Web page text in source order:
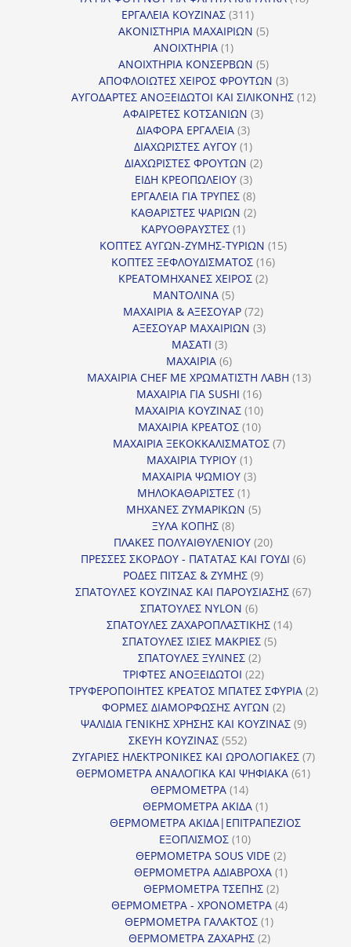
ΕΡΓΑΛΕΙΑ ΚΟΥΖΙΝΑΣ 311311
προϊόντα
ΑΚΟΝΙΣΤΗΡΙΑ ΜΑΧΑΙΡΙΩΝ 55
ΑΝΟΙΧΤΗΡΙΑ 11
προϊόν
ΑΝΟΙΧΤΗΡΙΑ ΚΟΝΣΕΡΒΩΝ 55
προϊόντα
ΑΠΟΦΛΟΙΩΤΕΣ ΧΕΙΡΟΣ ΦΡΟΥΤΩΝ 33
προϊόντα
ΑΥΓΟΔΑΡΤΕΣ ΑΝΟΞΕΙΔΩΤΟΙ ΚΑΙ ΣΙΛΙΚΟΝΗΣ 1212
ΑΦΑΙΡΕΤΕΣ ΚΟΤΣΑΝΙΩΝ 33
ΔΙΑΦΟΡΑ ΕΡΓΑΛΕΙΑ 33
προϊόντα
ΔΙΑΧΩΡΙΣΤΕΣ ΑΥΓΟΥ 11
προϊόν
ΔΙΑΧΩΡΙΣΤΕΣ ΦΡΟΥΤΩΝ 22
ΕΙΔΗ ΚΡΕΟΠΩΛΕΙΟΥ 33
προϊόντα
ΕΡΓΑΛΕΙΑ ΓΙΑ ΤΡΥΠΕΣ 88
προϊόντα
ΚΑΘΑΡΙΣΤΕΣ ΨΑΡΙΩΝ 22
ΚΑΡΥΟΘΡΑΥΣΤΕΣ 11
προϊόν
ΚΟΠΤΕΣ ΑΥΓΩΝ-ΖΥΜΗΣ-ΤΥΡΙΩΝ 1515
ΚΟΠΤΕΣ ΞΕΦΛΟΥΔΙΣΜΑΤΟΣ 1616
ΚΡΕΑΤΟΜΗΧΑΝΕΣ ΧΕΙΡΟΣ 22
ΜΑΝΤΟΛΙΝΑ 55
προϊόντα
ΜΑΧΑΙΡΙΑ & ΑΞΕΣΟΥΑΡ 7272
προϊόντα
ΑΞΕΣΟΥΑΡ ΜΑΧΑΙΡΙΩΝ 33
ΜΑΣΑΤΙ 33
προϊόντα
ΜΑΧΑΙΡΙΑ 66
προϊόντα
ΜΑΧΑΙΡΙΑ CHEF ΜΕ ΧΡΩΜΑΤΙΣΤΗ ΛΑΒΗ 1313
ΜΑΧΑΙΡΙΑ ΓΙΑ SUSHI 1616
προϊόντα
ΜΑΧΑΙΡΙΑ ΚΟΥΖΙΝΑΣ 1010
προϊόντα
ΜΑΧΑΙΡΙΑ ΚΡΕΑΤΟΣ 1010
προϊόντα
ΜΑΧΑΙΡΙΑ ΞΕΚΟΚΚΑΛΙΣΜΑΤΟΣ 77
ΜΑΧΑΙΡΙΑ ΤΥΡΙΟΥ 11
προϊόν
ΜΑΧΑΙΡΙΑ ΨΩΜΙΟΥ 33
ΜΗΛΟΚΑΘΑΡΙΣΤΕΣ 11
προϊόν
ΜΗΧΑΝΕΣ ΖΥΜΑΡΙΚΩΝ 55
ΞΥΛΑ ΚΟΠΗΣ 88
προϊόντα
ΠΛΑΚΕΣ ΠΟΛΥΑΙΘΥΛΕΝΙΟΥ 2020
προϊόντα
ΠΡΕΣΣΕΣ ΣΚΟΡΔΟΥ - ΠΑΤΑΤΑΣ ΚΑΙ ΓΟΥΔΙ 66
ΡΟΔΕΣ ΠΙΤΣΑΣ & ΖΥΜΗΣ 99
προϊόντα
ΣΠΑΤΟΥΛΕΣ ΚΟΥΖΙΝΑΣ ΚΑΙ ΠΑΡΟΥΣΙΑΣΗΣ 6767
ΣΠΑΤΟΥΛΕΣ NYLON 66
προϊόντα
ΣΠΑΤΟΥΛΕΣ ΖΑΧΑΡΟΠΛΑΣΤΙΚΗΣ 1414
ΣΠΑΤΟΥΛΕΣ ΙΣΙΕΣ ΜΑΚΡΙΕΣ 55
ΣΠΑΤΟΥΛΕΣ ΞΥΛΙΝΕΣ 22
προϊόντα
ΤΡΙΦΤΕΣ ΑΝΟΞΕΙΔΩΤΟΙ 2222
προϊόντα
ΤΡΥΦΕΡΟΠΟΙΗΤΕΣ ΚΡΕΑΤΟΣ ΜΠΑΤΕΣ ΣΦΥΡΙΑ 22
ΦΟΡΜΕΣ ΔΙΑΜΟΡΦΩΣΗΣ ΑΥΓΩΝ 22
προϊόντα
ΨΑΛΙΔΙΑ ΓΕΝΙΚΗΣ ΧΡΗΣΗΣ ΚΑΙ ΚΟΥΖΙΝΑΣ 99
ΣΚΕΥΗ ΚΟΥΖΙΝΑΣ 552552
προϊόντα
ΖΥΓΑΡΙΕΣ ΗΛΕΚΤΡΟΝΙΚΕΣ ΚΑΙ ΩΡΟΛΟΓΙΑΚΕΣ 77
ΘΕΡΜΟΜΕΤΡΑ ΑΝΑΛΟΓΙΚΑ ΚΑΙ ΨΗΦΙΑΚΑ 6161
ΘΕΡΜΟΜΕΤΡΑ 1414
προϊόντα
ΘΕΡΜΟΜΕΤΡΑ ΑΚΙΔΑ 11
προϊόν
ΘΕΡΜΟΜΕΤΡΑ ΑΚΙΔΑ|ΕΠΙΤΡΑΠΕΖΙΟΣ
ΕΞΟΠΛΙΣΜΟΣ 1010
προϊόντα
ΘΕΡΜΟΜΕΤΡΑ SOUS VIDE 22
προϊόντα
ΘΕΡΜΟΜΕΤΡΑ ΑΔΙΑΒΡΟΧΑ 11
ΘΕΡΜΟΜΕΤΡΑ ΤΣΕΠΗΣ 22
προϊόντα
ΘΕΡΜΟΜΕΤΡΑ - ΧΡΟΝΟΜΕΤΡΑ 44
ΘΕΡΜΟΜΕΤΡΑ ΓΑΛΑΚΤΟΣ 11
προϊόν
ΘΕΡΜΟΜΕΤΡΑ ΖΑΧΑΡΗΣ 22